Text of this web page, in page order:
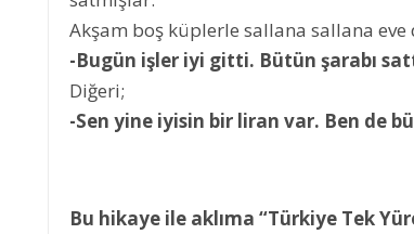
Akşam boş küplerle sallana sallana
-Bugün işler iyi gitti. Bütün şarabı
Diğeri;
-Sen yine iyisin bir liran var. Ben de
Bu hikaye ile aklıma “Türkiye Tek